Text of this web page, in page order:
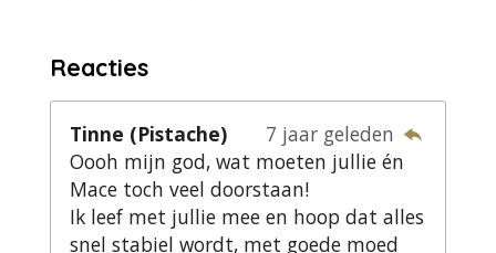
Reacties
Tinne (Pistache)
7 jaar geleden
Oooh mijn god, wat moeten jullie én
Mace toch veel doorstaan!
Ik leef met jullie mee en hoop dat alles
snel stabiel wordt, met goede moed